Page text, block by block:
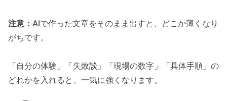
注意： AIで作った文章をそのまま出すと、どこか薄くなり
がちです。
「自分の体験」「失敗談」「現場の数字」「具体手順」の
どれかを入れると、一気に強くなります。